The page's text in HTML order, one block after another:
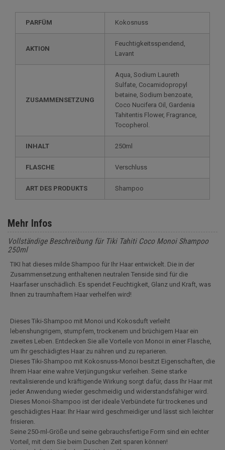
PARFÜM Kokosnuss
AKTION
Feuchtigkeitsspendend,
Lavant
ZUSAMMENSETZUNG
Aqua, Sodium Laureth
Sulfate, Cocamidopropyl
betaine, Sodium benzoate,
Coco Nucifera Oil, Gardenia
Tahitentis Flower, Fragrance,
Tocopherol.
INHALT 250ml
FLASCHE Verschluss
ART DES PRODUKTS Shampoo
Mehr Infos
Vollständige Beschreibung für Tiki Tahiti Coco Monoi Shampoo
250ml
TIKI hat dieses milde Shampoo für Ihr Haar entwickelt. Die in der
Zusammensetzung enthaltenen neutralen Tenside sind für die
Haarfaser unschädlich. Es spendet Feuchtigkeit, Glanz und Kraft, was
Ihnen zu traumhaftem Haar verhelfen wird!
Dieses Tiki-Shampoo mit Monoi und Kokosduft verleiht
lebenshungrigem, stumpfem, trockenem und brüchigem Haar ein
zweites Leben. Entdecken Sie alle Vorteile von Monoi in einer Flasche,
um Ihr geschädigtes Haar zu nähren und zu reparieren.
Dieses Tiki-Shampoo mit Kokosnuss-Monoi besitzt Eigenschaften, die
Ihrem Haar eine wahre Verjüngungskur verleihen. Seine starke
revitalisierende und kräftigende Wirkung sorgt dafür, dass Ihr Haar mit
jeder Anwendung wieder geschmeidig und widerstandsfähiger wird.
Dieses Monoi-Shampoo ist der ideale Verbündete für trockenes und
geschädigtes Haar. Ihr Haar wird geschmeidiger und lässt sich leichter
frisieren.
Seine 250-ml-Größe und seine gebrauchsfertige Form sind ein echter
Vorteil, mit dem Sie beim Duschen Zeit sparen können!